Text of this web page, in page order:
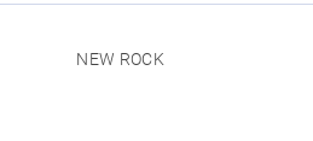
NEW ROCK